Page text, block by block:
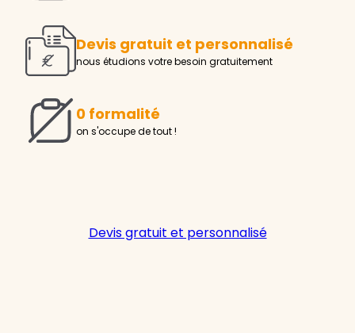
Devis gratuit et personnalisé
nous étudions votre besoin gratuitement
0 formalité
on s'occupe de tout !
Devis gratuit et personnalisé